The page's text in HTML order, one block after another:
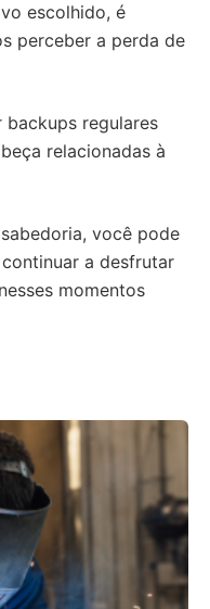
escolhido, é
perceber a perda de
regulares
relacionadas à
você pode
a desfrutar
momentos